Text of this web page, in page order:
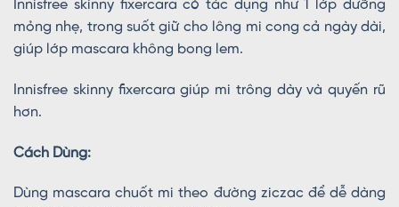
Innisfree skinny fixercara có tác dụng như 1 lớp dưỡng
mỏng nhẹ, trong suốt giữ cho lông mi cong cả ngày dài,
giúp lớp mascara không bong lem.
Innisfree skinny fixercara giúp mi trông dày và quyến rũ
hơn.
Cách Dùng:
Dùng mascara chuốt mi theo đường ziczac để dễ dàng